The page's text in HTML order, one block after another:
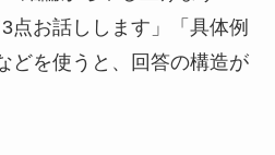
お話しします」「具体例
どを使うと、回答の構造が